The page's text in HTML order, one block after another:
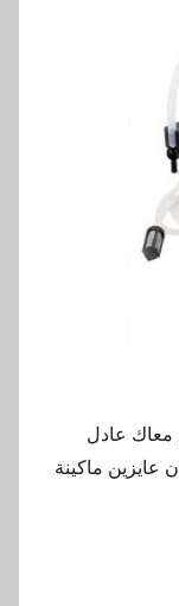
معاك عادل
عايزين ماكينة